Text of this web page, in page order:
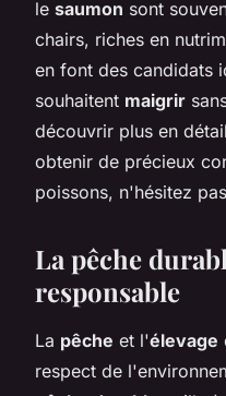
le saumon sont
chairs, riches en
en font des candidats
souhaitent maigrir
découvrir plus en
obtenir de précieux
poissons, n'hésitez
La pêche
responsable
La pêche et l'élevage
respect de